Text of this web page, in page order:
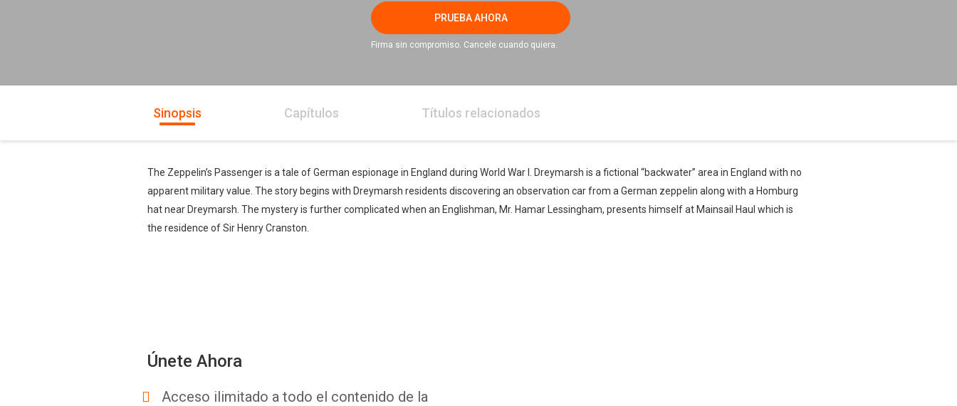
PRUEBA AHORA
Firma sin compromiso. Cancele cuando quiera.
Sinopsis Capítulos Títulos relacionados
The Zeppelin’s Passenger is a tale of German espionage in England during World War I. Dreymarsh is a fictional “backwater” area in England with no
apparent military value. The story begins with Dreymarsh residents discovering an observation car from a German zeppelin along with a Homburg
hat near Dreymarsh. The mystery is further complicated when an Englishman, Mr. Hamar Lessingham, presents himself at Mainsail Haul which is
the residence of Sir Henry Cranston.
Únete Ahora
Acceso ilimitado a todo el contenido de la